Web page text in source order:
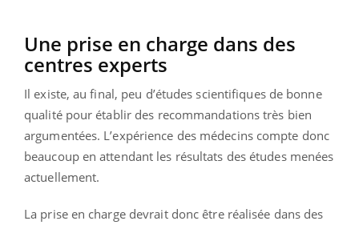
Une prise en charge dans des
centres experts
Il existe, au final, peu d’études scientifiques de bonne
qualité pour établir des recommandations très bien
argumentées. L’expérience des médecins compte donc
beaucoup en attendant les résultats des études menées
actuellement.
La prise en charge devrait donc être réalisée dans des